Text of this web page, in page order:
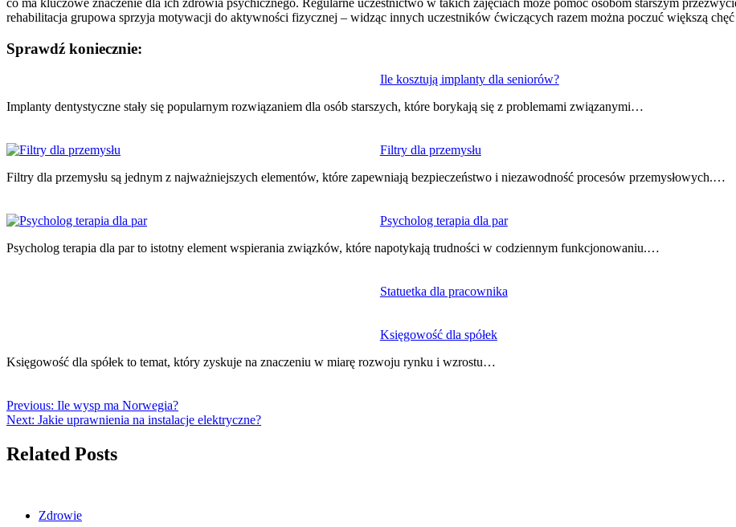
rehabilitacja grupowa sprzyja motywacji do aktywności fizycznej – widząc innych uczestników ćwiczących razem można poczuć większą chęć
Sprawdź koniecznie:
Ile kosztują implanty dla seniorów?
Implanty dentystyczne stały się popularnym rozwiązaniem dla osób starszych, które borykają się z problemami związanymi…
Filtry dla przemysłu
Filtry dla przemysłu są jednym z najważniejszych elementów, które zapewniają bezpieczeństwo i niezawodność procesów przemysłowych.…
Psycholog terapia dla par
Psycholog terapia dla par to istotny element wspierania związków, które napotykają trudności w codziennym funkcjonowaniu.…
Statuetka dla pracownika
Księgowość dla spółek
Księgowość dla spółek to temat, który zyskuje na znaczeniu w miarę rozwoju rynku i wzrostu…
wpisu
Previous: Ile wysp ma Norwegia?
Next: Jakie uprawnienia na instalacje elektryczne?
Related Posts
Zdrowie